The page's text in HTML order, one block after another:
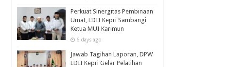
Perkuat Sinergitas Pembinaan
Umat, LDII Kepri Sambangi
Ketua MUI Karimun
6 days ago
Jawab Tagihan Laporan, DPW
LDII Kepri Gelar Pelatihan